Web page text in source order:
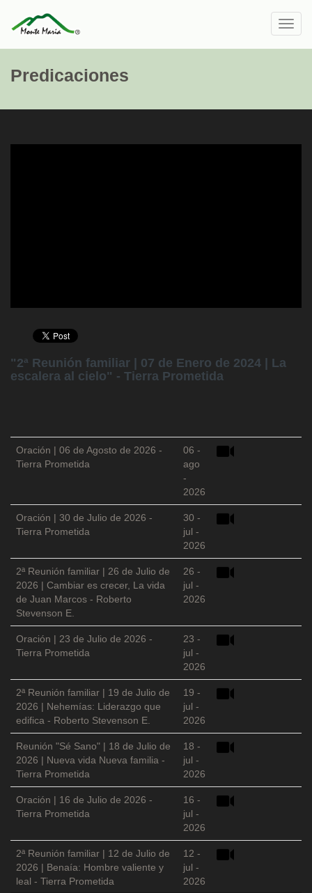
Predicaciones
"2ª Reunión familiar | 07 de Enero de 2024 | La
escalera al cielo" - Tierra Prometida
Oración | 06 de Agosto de 2026 -
Tierra Prometida
06 -
ago
-
2026
Oración | 30 de Julio de 2026 -
Tierra Prometida
30 -
jul -
2026
2ª Reunión familiar | 26 de Julio de
2026 | Cambiar es crecer, La vida
de Juan Marcos - Roberto
Stevenson E.
26 -
jul -
2026
Oración | 23 de Julio de 2026 -
Tierra Prometida
23 -
jul -
2026
2ª Reunión familiar | 19 de Julio de
2026 | Nehemías: Liderazgo que
edifica - Roberto Stevenson E.
19 -
jul -
2026
Reunión "Sé Sano" | 18 de Julio de
2026 | Nueva vida Nueva familia -
Tierra Prometida
18 -
jul -
2026
Oración | 16 de Julio de 2026 -
Tierra Prometida
16 -
jul -
2026
2ª Reunión familiar | 12 de Julio de
2026 | Benaía: Hombre valiente y
leal - Tierra Prometida
12 -
jul -
2026